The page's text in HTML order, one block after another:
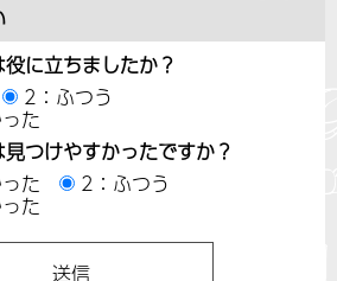
に立ちましたか？
2：ふつう
た
つけやすかったですか？
た
2：ふつう
た